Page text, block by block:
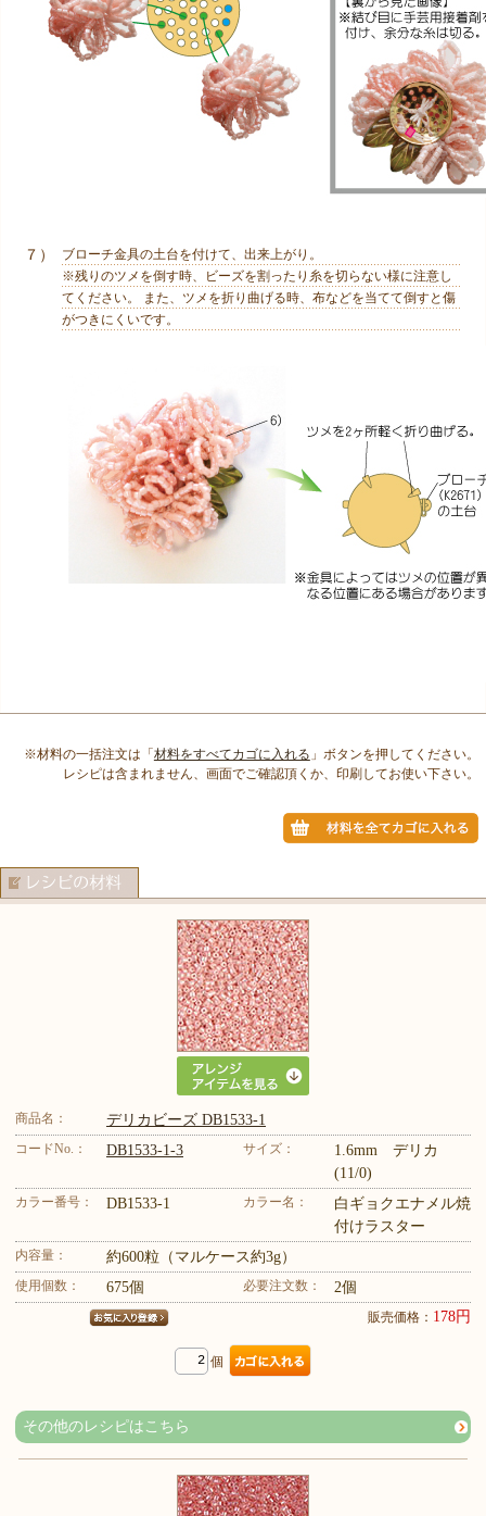
７）
ブローチ金具の土台を付けて、出来上がり。
※残りのツメを倒す時、ビーズを割ったり糸を切らない様に注意し
てください。 また、ツメを折り曲げる時、布などを当てて倒すと傷
がつきにくいです。
※材料の一括注文は「材料をすべてカゴに入れる 」ボタンを押してください。
レシピは含まれません、画面でご確認頂くか、印刷してお使い下さい。
商品名： デリカビーズ DB1533-1
コードNo.： DB1533-1-3 サイズ：
1.6mm デリカ
(11/0)
カラー番号： DB1533-1 カラー名：
白ギョクエナメル焼
付けラスター
内容量： 約600粒（マルケース約3g）
使用個数： 675個 必要注文数： 2個
販売価格： 178円
個
その他のレシピはこちら